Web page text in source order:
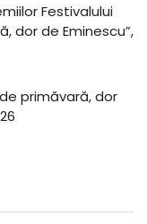
Festivalului
dor de Eminescu”,
primăvară, dor